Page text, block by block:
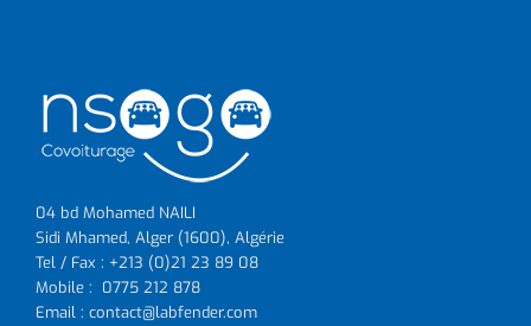
04 bd Mohamed NAILI
Sidi Mhamed, Alger (1600), Algérie
Tel / Fax : +213 (0)21 23 89 08
Mobile : 0775 212 878
Email : contact@labfender.com